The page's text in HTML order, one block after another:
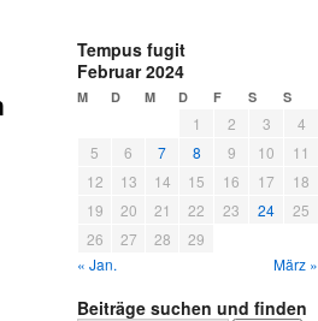
Tempus fugit
Februar 2024
M D M D F S S
1 2 3
4
5
6 7 8 9 10
11
12
13 14 15 16 17
18
19
20 21 22 23 24
25
26
27 28
29
« Jan.
März »
Beiträge suchen und finden